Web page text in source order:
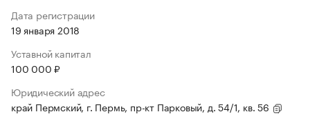
Дата регистрации
19 января 2018
Уставной капитал
100 000 ₽
Юридический адрес
край Пермский, г. Пермь, пр-кт Парковый, д. 54/1, кв. 56